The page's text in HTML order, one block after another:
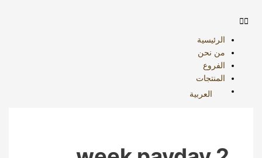
الرئيسية
من نحن
الفروع
المنتجات
العربية